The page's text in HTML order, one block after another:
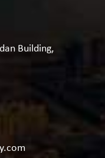
Building,